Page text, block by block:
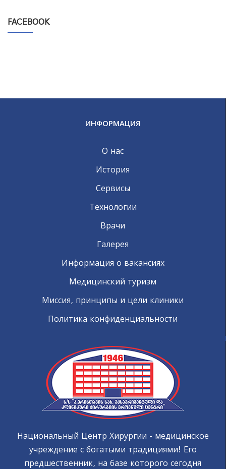
FACEBOOK
ИНФОРМАЦИЯ
О нас
История
Сервисы
Технологии
Врачи
Галерея
Информация о вакансиях
Медицинский туризм
Миссия, принципы и цели клиники
Политика конфиденциальности
Национальный Центр Хирургии - медицинское
учреждение с богатыми традициями! Его
предшественник, на базе которого сегодня